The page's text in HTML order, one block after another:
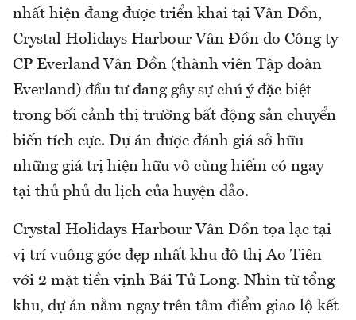
nhất hiện đang được triển khai tại Vân Đồn,
Crystal Holidays Harbour Vân Đồn do Công ty
CP Everland Vân Đồn (thành viên Tập đoàn
Everland) đầu tư đang gây sự chú ý đặc biệt
trong bối cảnh thị trường bất động sản chuyển
biến tích cực. Dự án được đánh giá sở hữu
những giá trị hiện hữu vô cùng hiếm có ngay
tại thủ phủ du lịch của huyện đảo.
Crystal Holidays Harbour Vân Đồn tọa lạc tại
vị trí vuông góc đẹp nhất khu đô thị Ao Tiên
với 2 mặt tiền vịnh Bái Tử Long. Nhìn từ tổng
khu, dự án nằm ngay trên tâm điểm giao lộ kết